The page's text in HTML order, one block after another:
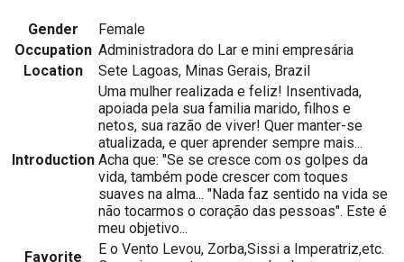
Gender
Female
Occupation Administradora do Lar e mini empresária
Location
Sete Lagoas, Minas Gerais, Brazil
Introduction
Uma mulher realizada e feliz! Insentivada,
apoiada pela sua familia marido, filhos e
netos, sua razão de viver! Quer manter-se
atualizada, e quer aprender sempre mais...
Acha que: "Se se cresce com os golpes da
vida, também pode crescer com toques
suaves na alma... "Nada faz sentido na vida se
não tocarmos o coração das pessoas". Este é
meu objetivo...
Favorite
E o Vento Levou, Zorba,Sissi a Imperatriz,etc.